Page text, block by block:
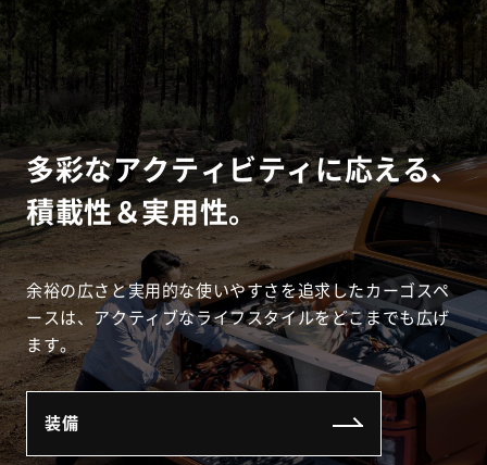
多彩なアクティビティに応える、
積載性＆実用性。
余裕の広さと実用的な使いやすさを追求したカーゴスペ
ースは、アクティブなライフスタイルをどこまでも広げ
ます。
装備